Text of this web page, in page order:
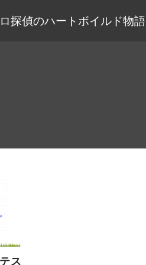
探偵のハートボイルド物語
ス